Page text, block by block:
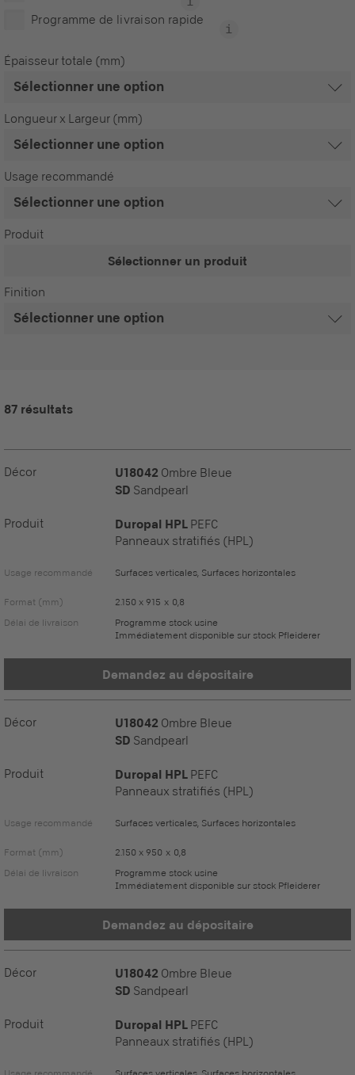
Programme de livraison rapide
Épaisseur totale (mm)
Longueur x Largeur (mm)
Usage recommandé
Produit
Sélectionner un produit
Finition
87 résultats
Décor U18042 Ombre Bleue
SD Sandpearl
Produit Duropal HPL PEFC
Panneaux stratifiés (HPL)
Usage recommandé Surfaces verticales, Surfaces horizontales
Format (mm)
2.150 x 915 x 0,8
Délai de livraison
Programme stock usine
Immédiatement disponible sur stock Pfleiderer
Demandez au dépositaire
Décor U18042 Ombre Bleue
SD Sandpearl
Produit Duropal HPL PEFC
Panneaux stratifiés (HPL)
Usage recommandé Surfaces verticales, Surfaces horizontales
Format (mm)
2.150 x 950 x 0,8
Délai de livraison
Programme stock usine
Immédiatement disponible sur stock Pfleiderer
Demandez au dépositaire
Décor U18042 Ombre Bleue
SD Sandpearl
Produit Duropal HPL PEFC
Panneaux stratifiés (HPL)